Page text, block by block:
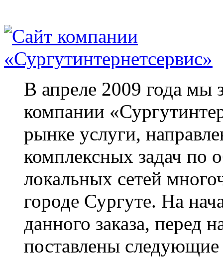
В апреле 2009 года мы
компании
рынке услуги,
комплексных задач по
локальных сетей
городе Сургуте. На
данного заказа, перед
поставлены